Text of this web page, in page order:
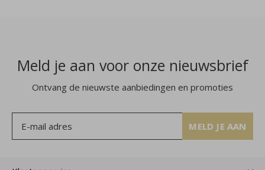
Meld je aan voor onze nieuwsbrief
Ontvang de nieuwste aanbiedingen en promoties
MELD JE AAN